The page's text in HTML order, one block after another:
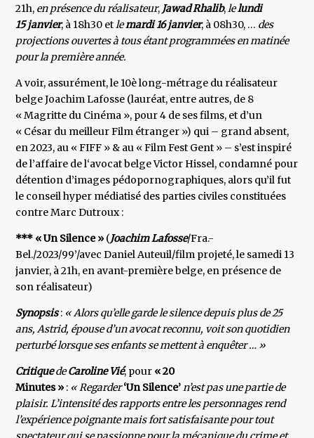
21h, en présence du réalisateur, Jawad Rhalib,lelundi
15 janvier, à 18h30 etlemardi 16 janvier, à 08h30, … des
projections ouvertes à tous étant programmées en matinée
pour la première année.
A voir, assurément, le 10è long-métrage du réalisateur
belge Joachim Lafosse (lauréat, entre autres, de 8
« Magritte du Cinéma », pour 4 de ses films, et d’un
« César du meilleur Film étranger ») qui – grand absent,
en 2023, au « FIFF » & au « Film Fest Gent » – s’est inspiré
de l’affaire de l‘avocat belge Victor Hissel, condamné pour
détention d’images pédopornographiques, alors qu’il fut
le conseil hyper médiatisé des parties civiles constituées
contre Marc Dutroux :
*** « Un Silence » (Joachim Lafosse/Fra.-
Bel./2023/99’/avec Daniel Auteuil/film projeté, le samedi 13
janvier, à 21h, en avant-première belge, en présence de
son réalisateur)
Synopsis: « Alors qu’elle garde le silence depuis plus de 25
ans, Astrid, épouse d’un avocat reconnu, voit son quotidien
perturbé lorsque ses enfants se mettent à enquêter … »
CritiquedeCaroline Vié, pour « 20
Minutes » : « Regarder‘Un Silence’n’est pas une partie de
plaisir. L’intensité des rapports entre les personnages rend
l’expérience poignante mais fort satisfaisante pour tout